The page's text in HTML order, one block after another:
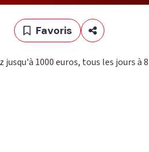
Favoris
1000 euros, tous les jours